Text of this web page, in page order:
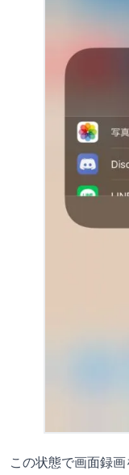
この状態で画面録